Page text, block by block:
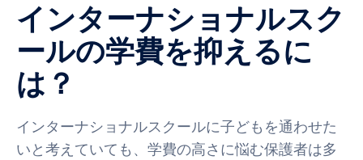
インターナショナルスク
ールの学費を抑えるに
は？
インターナショナルスクールに子どもを通わせた
いと考えていても、学費の高さに悩む保護者は多